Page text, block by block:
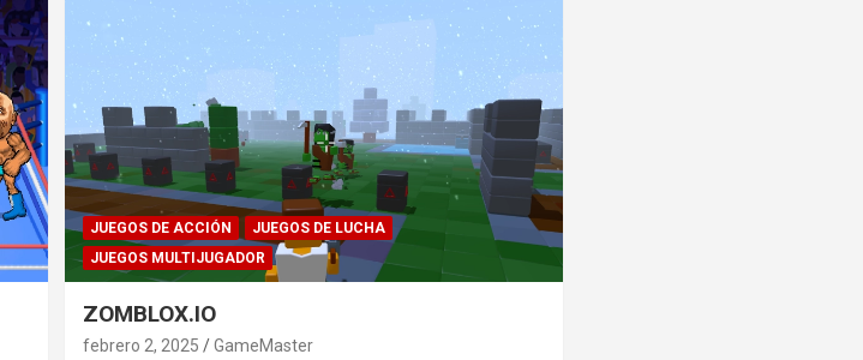
JUEGOS DE ACCIÓN
JUEGOS DE LUCHA
JUEGOS MULTIJUGADOR
ZOMBLOX.IO
febrero 2, 2025 GameMaster